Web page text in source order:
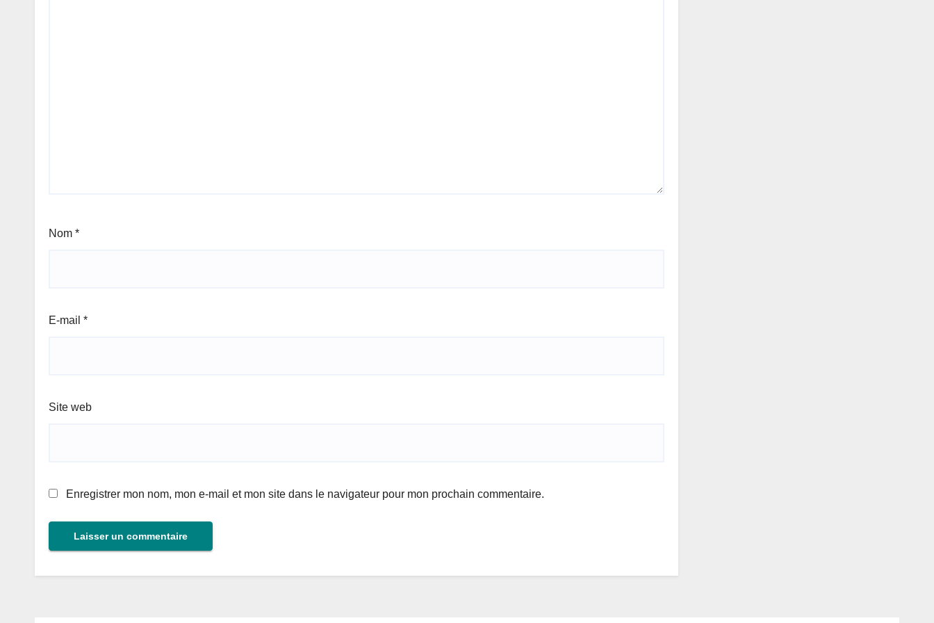
Nom *
E-mail *
Site web
Enregistrer mon nom, mon e-mail et mon site dans le navigateur pour mon prochain commentaire.